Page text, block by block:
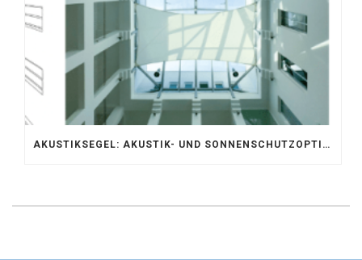
AKUSTIKSEGEL: AKUSTIK- UND SONNENSCHUTZOPTIMIERUNG IM ATRIUM DER UNIVERSITÄT BONN